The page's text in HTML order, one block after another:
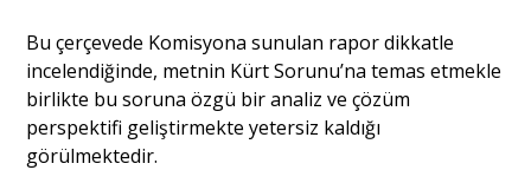
Yazı Dizisi
Bu çerçevede Komisyona sunulan rapor dikkatle
incelendiğinde, metnin Kürt Sorunu’na temas etmekle
birlikte bu soruna özgü bir analiz ve çözüm
perspektifi geliştirmekte yetersiz kaldığı
görülmektedir.